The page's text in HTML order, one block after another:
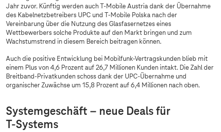
Jahr zuvor. Künftig werden auch T-Mobile Austria dank der Übernahme
des Kabelnetzbetreibers UPC und T-Mobile Polska nach der
Vereinbarung über die Nutzung des Glasfasernetzes eines
Wettbewerbers solche Produkte auf den Markt bringen und zum
Wachstumstrend in diesem Bereich beitragen können.
Auch die positive Entwicklung bei Mobilfunk-Vertragskunden blieb mit
einem Plus von 4,6 Prozent auf 26,7 Millionen Kunden intakt. Die Zahl der
Breitband-Privatkunden schoss dank der UPC-Übernahme und
organischer Zuwächse um 15,8 Prozent auf 6,4 Millionen nach oben.
Systemgeschäft – neue Deals für
T-Systems